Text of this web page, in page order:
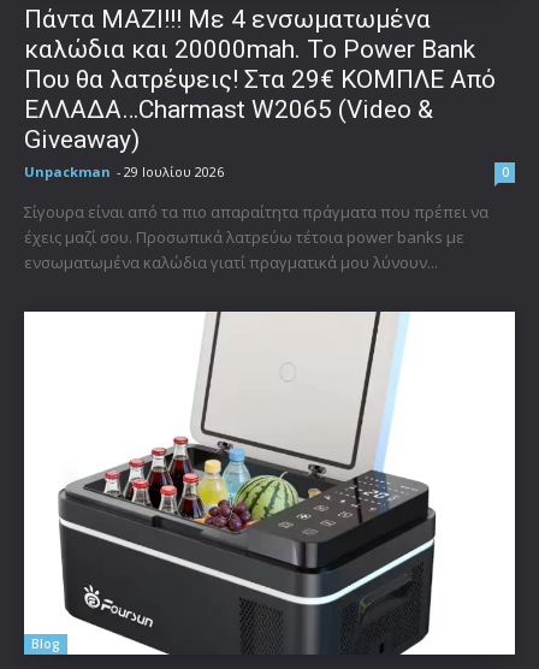
Πάντα ΜΑΖΙ!!! Με 4 ενσωματωμένα
καλώδια και 20000mah. Το Power Bank
Που θα λατρέψεις! Στα 29€ ΚΟΜΠΛΕ Από
ΕΛΛΑΔΑ…Charmast W2065 (Video &
Giveaway)
Unpackman - 29 Ιουλίου 2026 0
Σίγουρα είναι από τα πιο απαραίτητα πράγματα που πρέπει να
έχεις μαζί σου. Προσωπικά λατρεύω τέτοια power banks με
ενσωματωμένα καλώδια γιατί πραγματικά μου λύνουν...
Blog